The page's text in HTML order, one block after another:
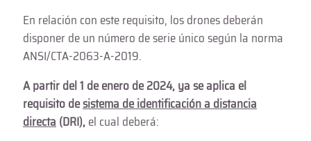
En relación con este requisito, los drones deberán
disponer de un número de serie único según la norma
ANSI/CTA-2063-A-2019.
A partir del 1 de enero de 2024, ya se aplica el
requisito desistema de identificación a distancia
directa (DRI),el cual deberá: